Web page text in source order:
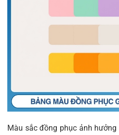
Màu sắc đồng phục ảnh